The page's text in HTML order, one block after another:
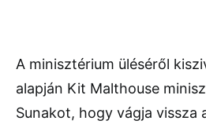
A minisztérium üléséről
alapján Kit Malthouse
Sunakot, hogy vágja vissza